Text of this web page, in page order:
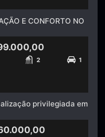
E CONFORTO NO
2 1
privilegiada em